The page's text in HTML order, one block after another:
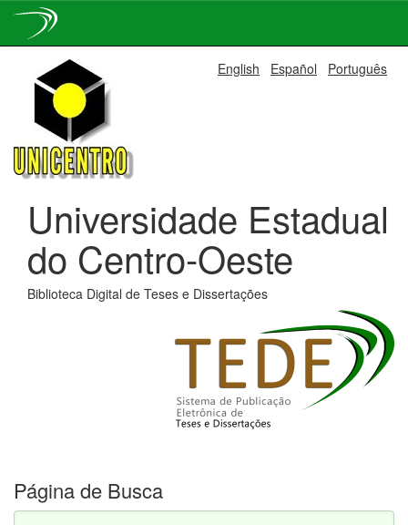
navigation
English Español Português
Universidade Estadual
do Centro-Oeste
Biblioteca Digital de Teses e Dissertações
Página de Busca